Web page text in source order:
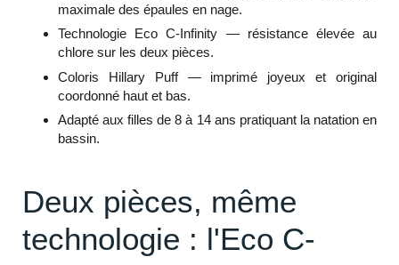
maximale des épaules en nage.
Technologie Eco C-Infinity — résistance élevée au
chlore sur les deux pièces.
Coloris Hillary Puff — imprimé joyeux et original
coordonné haut et bas.
Adapté aux filles de 8 à 14 ans pratiquant la natation en
bassin.
Deux pièces, même
technologie : l'Eco C-